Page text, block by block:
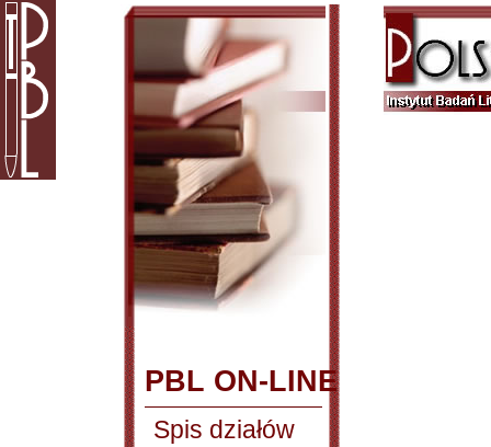
PBL ON-LINE
Spis działów